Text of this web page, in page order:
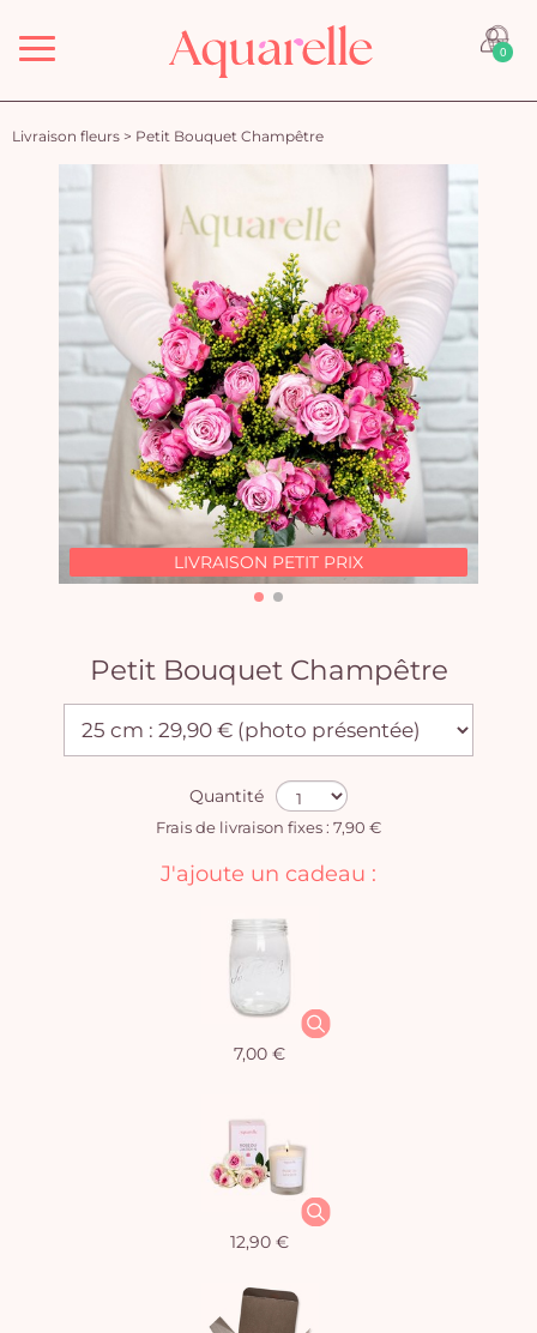
Menu 0
Livraison fleurs > Petit Bouquet Champêtre
LIVRAISON PETIT PRIX
Petit Bouquet Champêtre
Quantité
Frais de livraison fixes : 7,90 €
J'ajoute un cadeau :
7,00 €
12,90 €